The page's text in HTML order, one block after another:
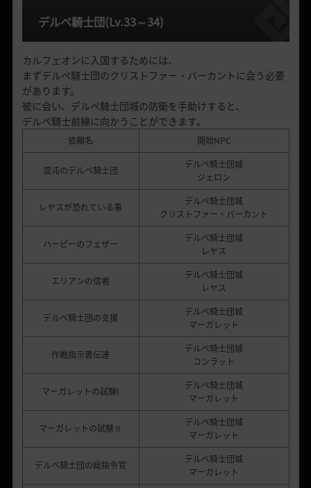
デルペ騎士団(Lv.33～34)
カルフェオンに入国するためには、
まずデルペ騎士団のクリストファー・バーカントに会う必要
があります。
彼に会い、デルペ騎士団城の防衛を手助けすると、
デルペ騎士前線に向かうことができます。
依頼名 開始NPC
混沌のデルペ騎士団
デルペ騎士団城
ジェロン
レヤスが恐れている事
デルペ騎士団城
クリストファー・バーカント
ハーピーのフェザー
デルペ騎士団城
レヤス
エリアンの信者
デルペ騎士団城
レヤス
デルペ騎士団の支援
デルペ騎士団城
マーガレット
作戦指示書伝達
デルペ騎士団城
コンラット
マーガレットの試験I
デルペ騎士団城
マーガレット
マーガレットの試験Ⅱ
デルペ騎士団城
マーガレット
デルペ騎士団の総指令官
デルペ騎士団城
マーガレット